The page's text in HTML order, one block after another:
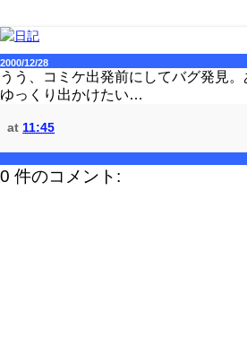
2000/12/28
うう、コミケ出発前にしてバグ発見。
ゆっくり出かけたい…
at 11:45
0 件のコメント: